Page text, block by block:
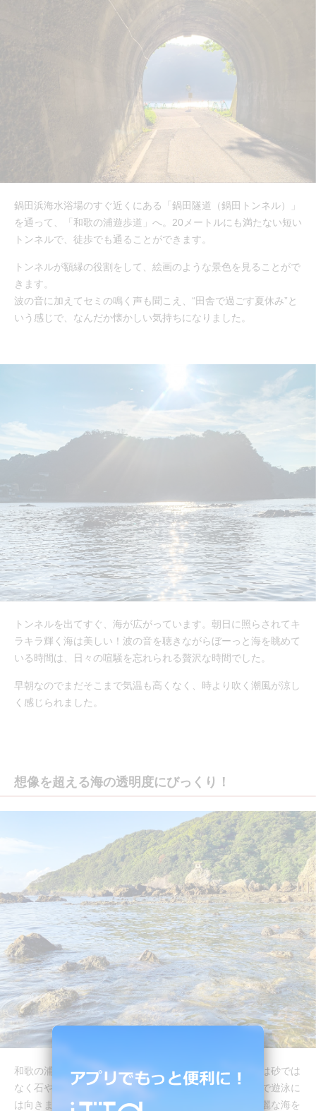
鍋田浜海水浴場のすぐ近くにある「鍋田隧道（鍋田トンネル）」
を通って、「和歌の浦遊歩道」へ。20メートルにも満たない短い
トンネルで、徒歩でも通ることができます。
トンネルが額縁の役割をして、絵画のような景色を見ることがで
きます。
波の音に加えてセミの鳴く声も聞こえ、“田舎で過ごす夏休み”と
いう感じで、なんだか懐かしい気持ちになりました。
トンネルを出てすぐ、海が広がっています。朝日に照らされてキ
ラキラ輝く海は美しい！波の音を聴きながらぼーっと海を眺めて
いる時間は、日々の喧騒を忘れられる贅沢な時間でした。
早朝なのでまだそこまで気温も高くなく、時より吹く潮風が涼し
く感じられました。
想像を超える海の透明度にびっくり！
和歌の浦遊歩道沿いの海は海水浴場ではないため、足元は砂では
なく石や岩がゴロゴロとしており、しかもかなり浅いので遊泳に
は向きません。遊泳したいなら「鍋田浜海水浴場」、綺麗な海を